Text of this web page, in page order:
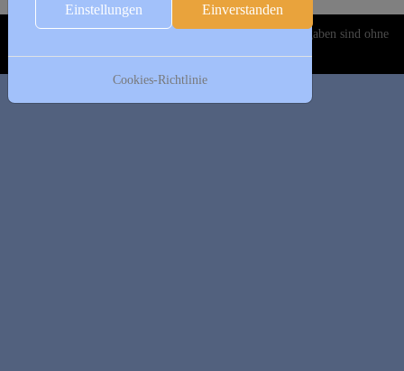
Copyright © 2020-2026 DJK Gillrath 1911 e. V. Alle Angaben sind ohne
Gewähr!
Einstellungen Einverstanden
Cookies-Richtlinie